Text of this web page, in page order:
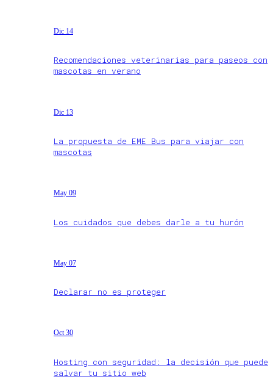
Dic 14
Recomendaciones veterinarias para paseos con
mascotas en verano
Dic 13
La propuesta de EME Bus para viajar con
mascotas
May 09
Los cuidados que debes darle a tu hurón
May 07
Declarar no es proteger
Oct 30
Hosting con seguridad: la decisión que puede
salvar tu sitio web